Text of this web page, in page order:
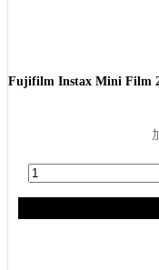
Fujifilm Instax Mini Film